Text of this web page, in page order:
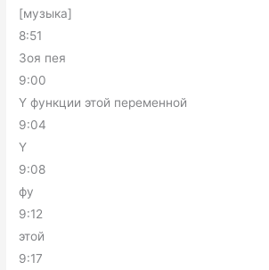
[музыка]
8:51
Зоя пея
9:00
Y функции этой переменной
9:04
Y
9:08
фу
9:12
этой
9:17